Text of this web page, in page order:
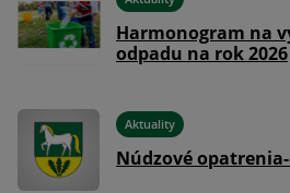
Harmonogram na
odpadu na rok 2026
Aktuality
Núdzové